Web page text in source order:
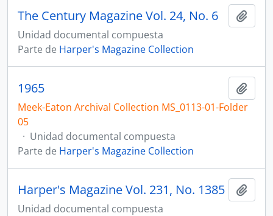
The Century Magazine Vol. 24, No. 6
Unidad documental compuesta
Parte de Harper's Magazine Collection
1965
Meek-Eaton Archival Collection MS_0113-01-Folder
05
· Unidad documental compuesta
Parte de Harper's Magazine Collection
Harper's Magazine Vol. 231, No. 1385
Unidad documental compuesta